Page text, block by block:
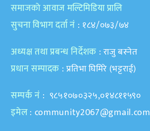
समाजकाे आवाज मल्टिमिडिया प्रालि
सुचना विभाग दर्ता नं : १८४/०७३/७४
अध्यक्ष तथा प्रबन्ध निर्देशक : राजु बस्नेत
प्रधान सम्पादक : प्रतिभा घिमिरे (भट्टराई)
सम्पर्क नं : ९८५१०७०३२५,०१४८११५९०
इमेल: community2067@gmail.com